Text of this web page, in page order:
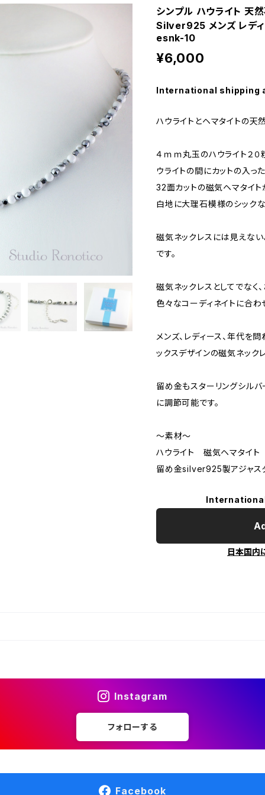
シンプル ハウライト 天
Silver925 メンズ レデ
esnk-10
¥6,000
International shipping
ハウライトとヘマタイトの天
４ｍｍ丸玉のハウライト２０
ウライトの間にカットの入っ
32面カットの磁気ヘマタイ
白地に大理石模様のシック
磁気ネックレスには見えない
です。
磁気ネックレスとしてでなく
色々なコーディネイトに合わ
メンズ、レディース、年代を
ックスデザインの磁気ネック
留め金もスターリングシルバ
に調節可能です。
〜素材〜
ハウライト 磁気ヘマタイ
留め金silver925製アジャス
日本国内
Instagram
フォローする
Facebook